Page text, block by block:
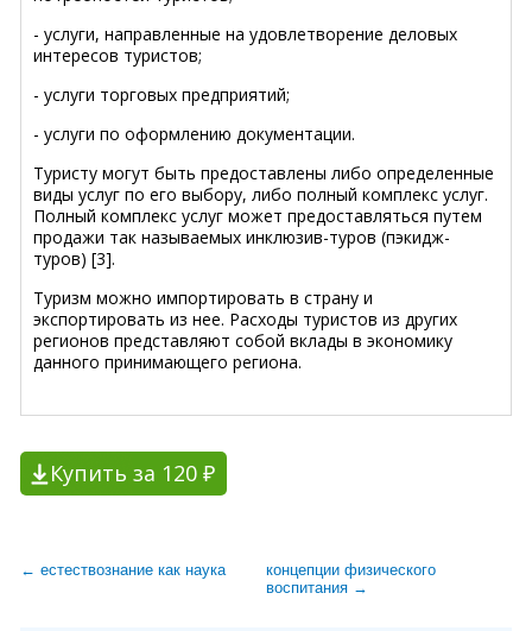
- услуги, направленные на удовлетворение деловых
интересов туристов;
- услуги торговых предприятий;
- услуги по оформлению документации.
Туристу могут быть предоставлены либо определенные
виды услуг по его выбору, либо полный комплекс услуг.
Полный комплекс услуг может предоставляться путем
продажи так называемых инклюзив-туров (пэкидж-
туров) [3].
Туризм можно импортировать в страну и
экспортировать из нее. Расходы туристов из других
регионов представляют собой вклады в экономику
данного принимающего региона.
Купить за 120 ₽
← естествознание как наука
концепции физического
воспитания →